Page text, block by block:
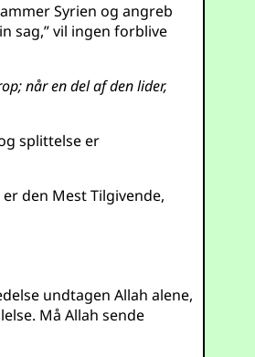
Syrien og angreb
sag,” vil ingen forblive
når en del af den lider,
splittelse er
den Mest Tilgivende,
undtagen Allah alene,
Må Allah sende